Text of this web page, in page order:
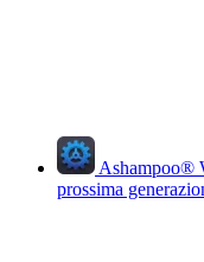
Ashampoo®
prossima